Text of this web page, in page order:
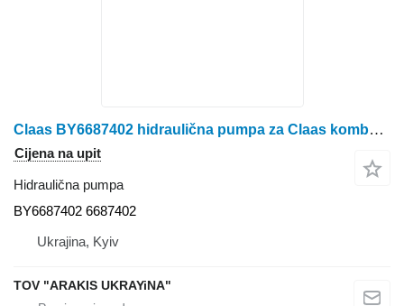
Claas BY6687402 hidraulična pumpa za Claas kombajna za žito
Cijena na upit
Hidraulična pumpa
BY6687402 6687402
Ukrajina, Kyiv
TOV "ARAKIS UKRAYiNA"